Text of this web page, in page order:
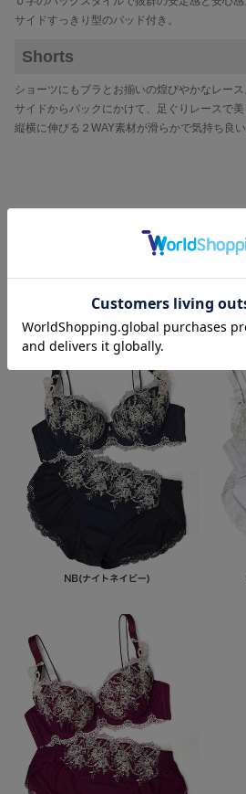
サイドすっきり型のパッド付き。
Shorts
ショーツにもブラとお揃いの煌びやかなレース
サイドからバックにかけて、足ぐりレースで美
縦横に伸びる２WAY素材が滑らかで気持ち良い